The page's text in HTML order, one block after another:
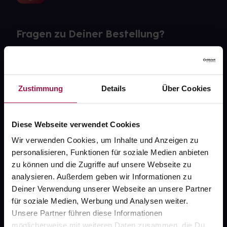
Zustimmung Details Über Cookies
Diese Webseite verwendet Cookies
Wir verwenden Cookies, um Inhalte und Anzeigen zu
personalisieren, Funktionen für soziale Medien anbieten
zu können und die Zugriffe auf unsere Webseite zu
analysieren. Außerdem geben wir Informationen zu
Deiner Verwendung unserer Webseite an unsere Partner
für soziale Medien, Werbung und Analysen weiter.
Unsere Partner führen diese Informationen
Fragen zu Deiner Bestellung?
Über uns
Karriere